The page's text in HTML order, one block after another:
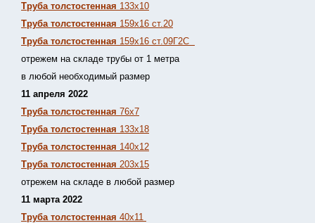
Труба толстостенная 133х10
Труба толстостенная 159х16 ст.20
Труба толстостенная 159х16 ст.09Г2С
отрежем на складе трубы от 1 метра
в любой необходимый размер
11 апреля 2022
Труба толстостенная 76х7
Труба толстостенная 133х18
Труба толстостенная 140х12
Труба толстостенная 203х15
отрежем на складе в любой размер
11 марта 2022
Труба толстостенная 40х11